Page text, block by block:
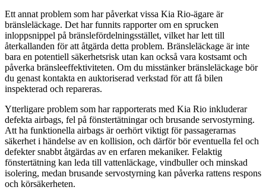
Ett annat problem som har påverkat vissa Kia Rio-ägare är
bränsleläckage. Det har funnits rapporter om en sprucken
inloppsnippel på bränslefördelningsstället, vilket har lett till
återkallanden för att åtgärda detta problem. Bränsleläckage är inte
bara en potentiell säkerhetsrisk utan kan också vara kostsamt och
påverka bränsleeffektiviteten. Om du misstänker bränsleläckage bör
du genast kontakta en auktoriserad verkstad för att få bilen
inspekterad och repareras.
Ytterligare problem som har rapporterats med Kia Rio inkluderar
defekta airbags, fel på fönstertätningar och brusande servostyrning.
Att ha funktionella airbags är oerhört viktigt för passagerarnas
säkerhet i händelse av en kollision, och därför bör eventuella fel och
defekter snabbt åtgärdas av en erfaren mekaniker. Felaktig
fönstertätning kan leda till vattenläckage, vindbuller och minskad
isolering, medan brusande servostyrning kan påverka rattens respons
och körsäkerheten.